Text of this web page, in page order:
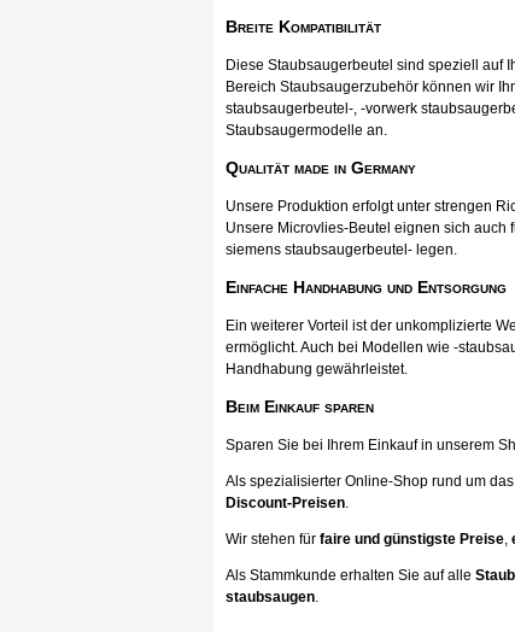
Breite Kompatibilität
Diese Staubsaugerbeutel sind speziell auf
Bereich Staubsaugerzubehör können wir
staubsaugerbeutel-, -vorwerk
Staubsaugermodelle an.
Qualität made in Germany
Unsere Produktion erfolgt unter strengen
Unsere Microvlies-Beutel eignen sich auch
siemens staubsaugerbeutel- legen.
Einfache Handhabung und Entsorgung
Ein weiterer Vorteil ist der unkomplizierte
ermöglicht. Auch bei Modellen wie -
Handhabung gewährleistet.
Beim Einkauf sparen
Sparen Sie bei Ihrem Einkauf in unserem
Als spezialisierter Online-Shop rund um
Discount-Preisen.
Wir stehen für faire und günstigste Preise,
Als Stammkunde erhalten Sie auf alle
staubsaugen.